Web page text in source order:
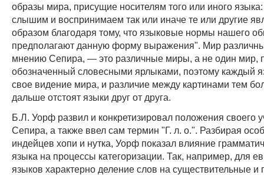
образы мира, присущие носителям того или иного
слышим и воспринимаем так или иначе те или другие
образом благодаря тому, что языковые нормы нашего
предполагают данную форму выражения". Мир
мнению Сепира, — это различные миры, а не один мир,
обозначенный словесными ярлыками, поэтому каждый
свое видение мира, и различие между картинами тем
дальше отстоят языки друг от друга.
Б.Л. Уорф развил и конкретизировал положения своего
Сепира, а также ввел сам термин "Г. л. о.". Разбирая
индейцев хопи и нутка, Уорф показал влияние
языка на процессы категоризации. Так, например, для
языков характерно деление слов на существительные и